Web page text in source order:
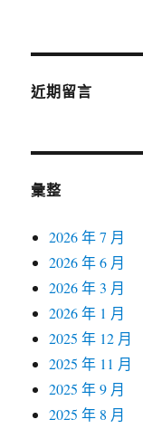
近期留言
彙整
2026 年 7 月
2026 年 6 月
2026 年 3 月
2026 年 1 月
2025 年 12 月
2025 年 11 月
2025 年 9 月
2025 年 8 月